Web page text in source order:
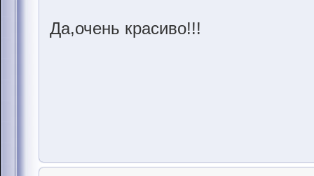
Да,очень красиво!!!